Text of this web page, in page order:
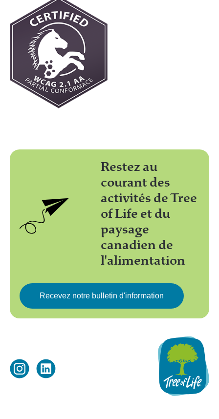
Restez au
courant des
activités de Tree
of Life et du
paysage
canadien de
l'alimentation
Recevez notre bulletin d'information